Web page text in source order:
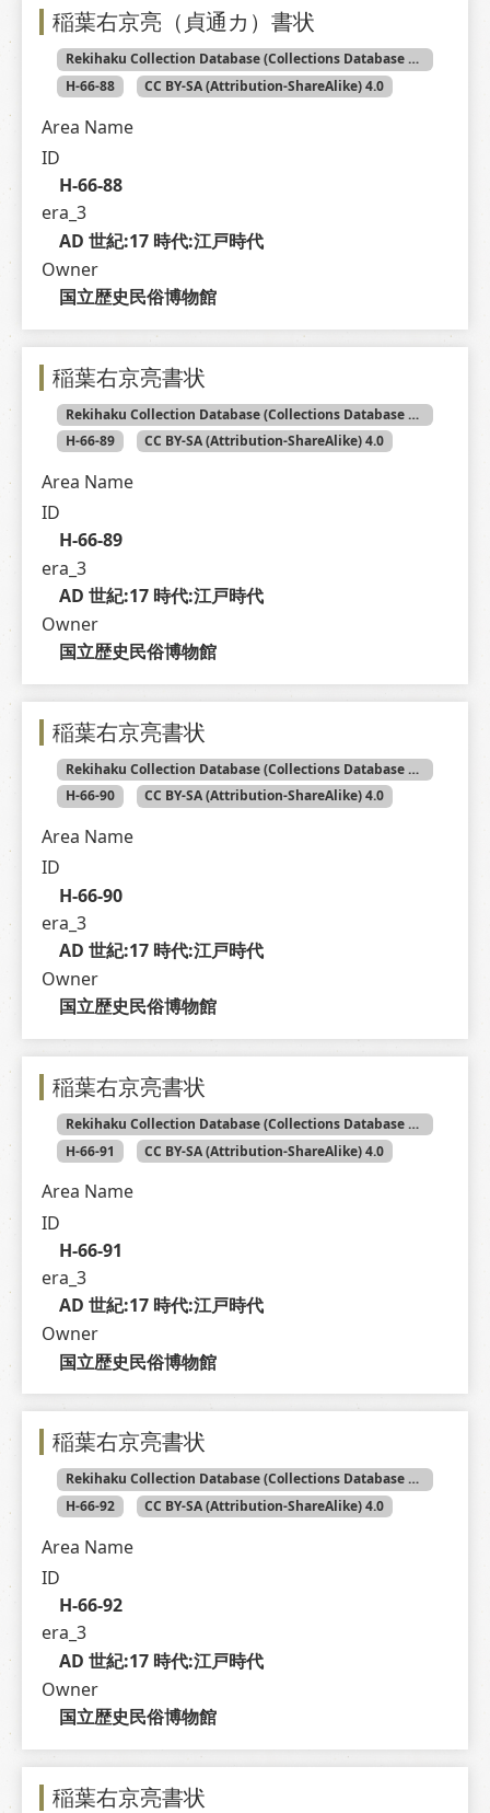
稲葉右京亮（貞通カ）書状
Rekihaku Collection Database (Collections Database of the National Museum of Japanese History)
H-66-88
CC BY-SA (Attribution-ShareAlike) 4.0
Area Name
ID
H-66-88
era_3
AD 世紀:17 時代:江戸時代
Owner
国立歴史民俗博物館
稲葉右京亮書状
Rekihaku Collection Database (Collections Database of the National Museum of Japanese History)
H-66-89
CC BY-SA (Attribution-ShareAlike) 4.0
Area Name
ID
H-66-89
era_3
AD 世紀:17 時代:江戸時代
Owner
国立歴史民俗博物館
稲葉右京亮書状
Rekihaku Collection Database (Collections Database of the National Museum of Japanese History)
H-66-90
CC BY-SA (Attribution-ShareAlike) 4.0
Area Name
ID
H-66-90
era_3
AD 世紀:17 時代:江戸時代
Owner
国立歴史民俗博物館
稲葉右京亮書状
Rekihaku Collection Database (Collections Database of the National Museum of Japanese History)
H-66-91
CC BY-SA (Attribution-ShareAlike) 4.0
Area Name
ID
H-66-91
era_3
AD 世紀:17 時代:江戸時代
Owner
国立歴史民俗博物館
稲葉右京亮書状
Rekihaku Collection Database (Collections Database of the National Museum of Japanese History)
H-66-92
CC BY-SA (Attribution-ShareAlike) 4.0
Area Name
ID
H-66-92
era_3
AD 世紀:17 時代:江戸時代
Owner
国立歴史民俗博物館
稲葉右京亮書状